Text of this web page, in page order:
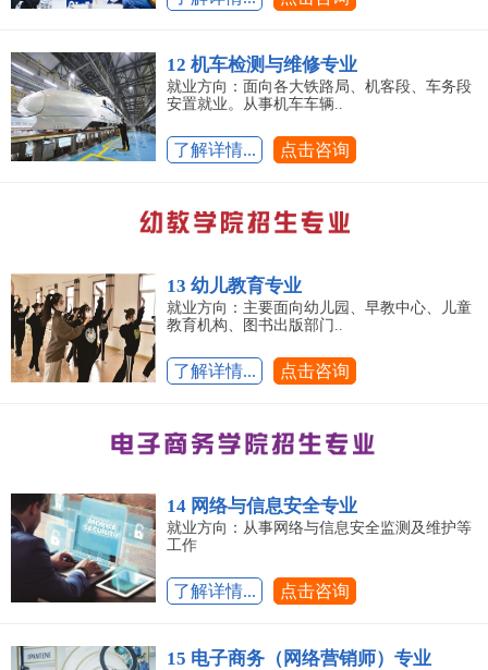
12 机车检测与维修专业
就业方向：面向各大铁路局、机客段、车务段
安置就业。从事机车车辆..
了解详情... 点击咨询
13 幼儿教育专业
就业方向：主要面向幼儿园、早教中心、儿童
教育机构、图书出版部门..
了解详情... 点击咨询
14 网络与信息安全专业
就业方向：从事网络与信息安全监测及维护等
工作
了解详情... 点击咨询
15 电子商务（网络营销师）专业